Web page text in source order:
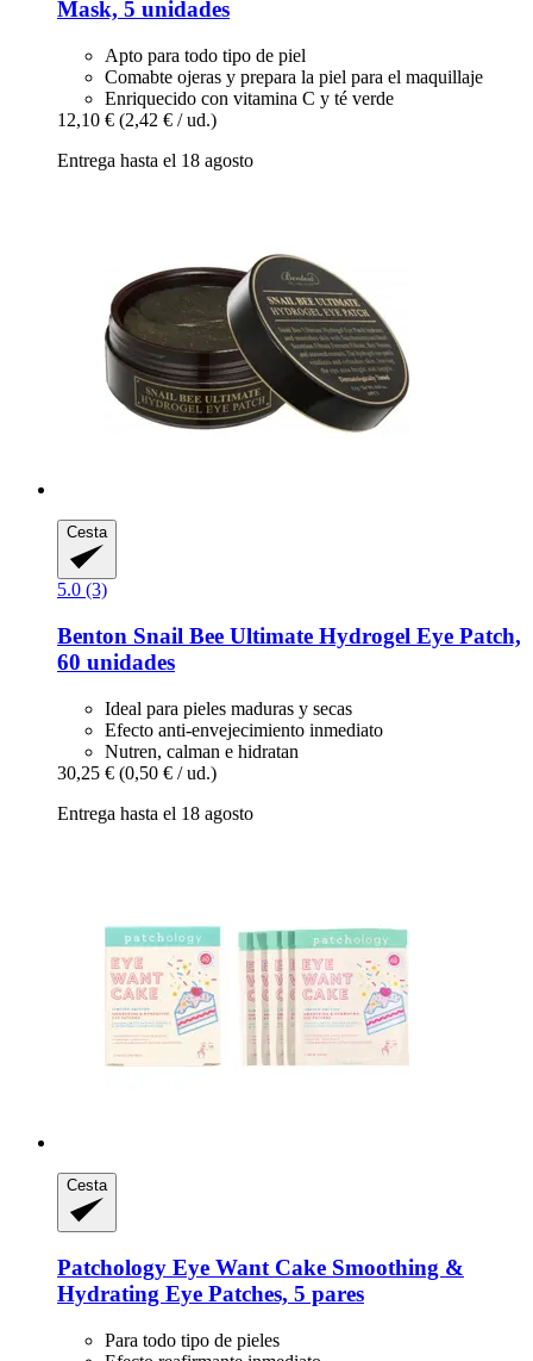
Mask, 5 unidades
Apto para todo tipo de piel
Comabte ojeras y prepara la piel para el maquillaje
Enriquecido con vitamina C y té verde
12,10 € (2,42 € / ud.)
Entrega hasta el 18 agosto
Cesta
5.0 (3)
Benton Snail Bee Ultimate Hydrogel Eye Patch,
60 unidades
Ideal para pieles maduras y secas
Efecto anti-envejecimiento inmediato
Nutren, calman e hidratan
30,25 € (0,50 € / ud.)
Entrega hasta el 18 agosto
Cesta
Patchology Eye Want Cake Smoothing &
Hydrating Eye Patches, 5 pares
Para todo tipo de pieles